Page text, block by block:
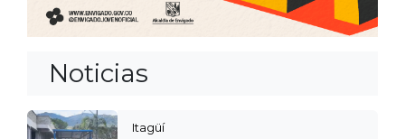
Noticias
Itagüí